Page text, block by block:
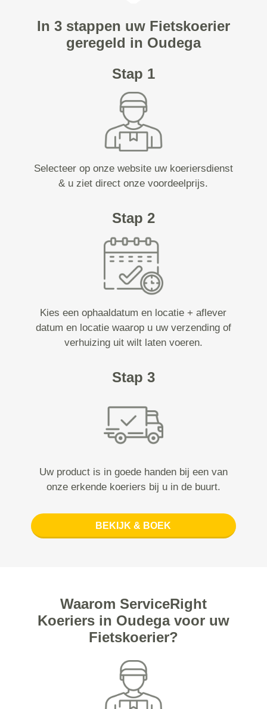
In 3 stappen uw Fietskoerier
geregeld in Oudega
Stap 1
Selecteer op onze website uw koeriersdienst
& u ziet direct onze voordeelprijs.
Stap 2
Kies een ophaaldatum en locatie + aflever
datum en locatie waarop u uw verzending of
verhuizing uit wilt laten voeren.
Stap 3
Uw product is in goede handen bij een van
onze erkende koeriers bij u in de buurt.
BEKIJK & BOEK
Waarom ServiceRight
Koeriers in Oudega voor uw
Fietskoerier?